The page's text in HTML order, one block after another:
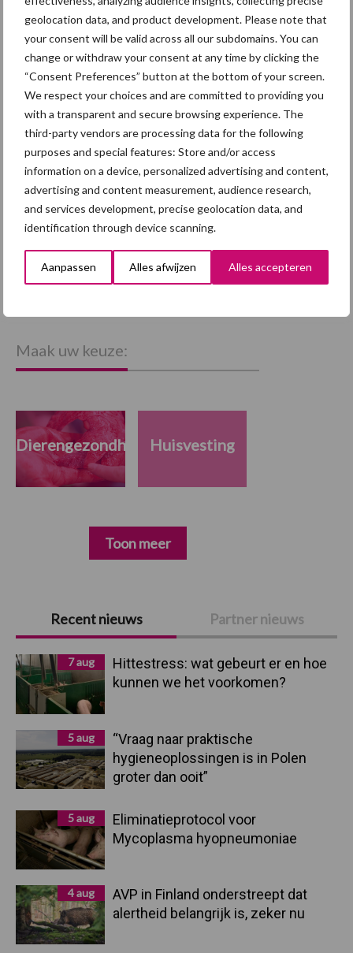
geolocation data, and product development. Please note that
your consent will be valid across all our subdomains. You can
change or withdraw your consent at any time by clicking the
“Consent Preferences” button at the bottom of your screen.
We respect your choices and are committed to providing you
with a transparent and secure browsing experience. The
third-party vendors are processing data for the following
purposes and special features: Store and/or access
information on a device, personalized advertising and content,
advertising and content measurement, audience research,
and services development, precise geolocation data, and
identification through device scanning.
Aanpassen Alles afwijzen Alles accepteren
Primaire
Sidebar
Recent nieuws Partner nieuws
7 aug
Hittestress: wat gebeurt er en hoe
kunnen we het voorkomen?
5 aug
“Vraag naar praktische
hygieneoplossingen is in Polen
groter dan ooit”
5 aug
Eliminatieprotocol voor
Mycoplasma hyopneumoniae
4 aug
AVP in Finland onderstreept dat
alertheid belangrijk is, zeker nu
Maak uw keuze:
Dierengezondheid Huisvesting
Toon meer